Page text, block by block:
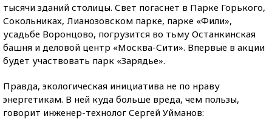
тысячи зданий столицы. Свет погаснет в Парке Горького,
Сокольниках, Лианозовском парке, парке «Фили»,
усадьбе Воронцово, погрузится во тьму Останкинская
башня и деловой центр «Москва-Сити». Впервые в акции
будет участвовать парк «Зарядье».
Правда, экологическая инициатива не по нраву
энергетикам. В ней куда больше вреда, чем пользы,
говорит инженер-технолог Сергей Уйманов: